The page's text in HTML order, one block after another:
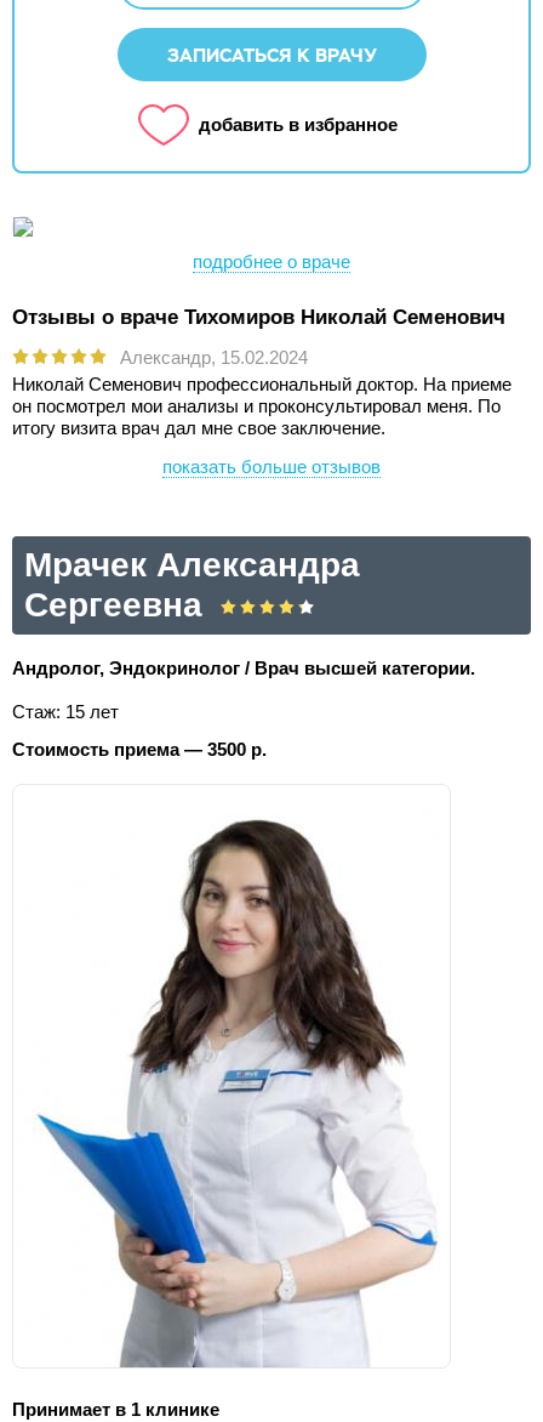
ЗАПИСАТЬСЯ К ВРАЧУ
добавить в избранное
подробнее о враче
Отзывы о враче Тихомиров Николай Семенович
Александр, 15.02.2024
Николай Семенович профессиональный доктор. На приеме
он посмотрел мои анализы и проконсультировал меня. По
итогу визита врач дал мне свое заключение.
показать больше отзывов
Мрачек Александра
Сергеевна
Андролог, Эндокринолог / Врач высшей категории.
Стаж: 15 лет
Стоимость приема — 3500 р.
Принимает в 1 клинике